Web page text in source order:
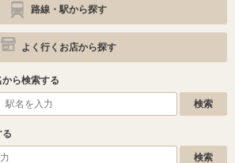
路線・駅から探す
よく行くお店から探す
ら検索する
る